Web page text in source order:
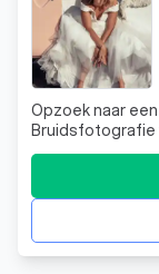
Opzoek naar
Bruidsfotografie
persoonlijke
vooral een
momenten van